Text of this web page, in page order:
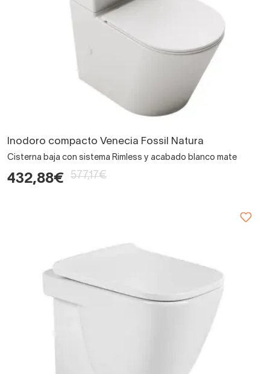
Inodoro compacto Venecia Fossil Natura
Cisterna baja con sistema Rimless y acabado blanco mate
432,88€ 577,17€